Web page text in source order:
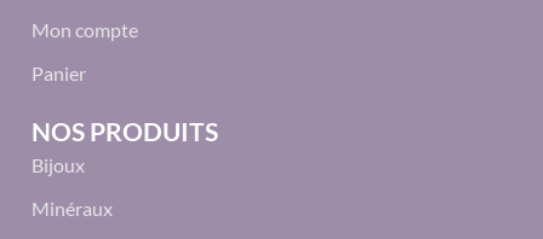
Mon compte
Panier
NOS PRODUITS
Bijoux
Minéraux